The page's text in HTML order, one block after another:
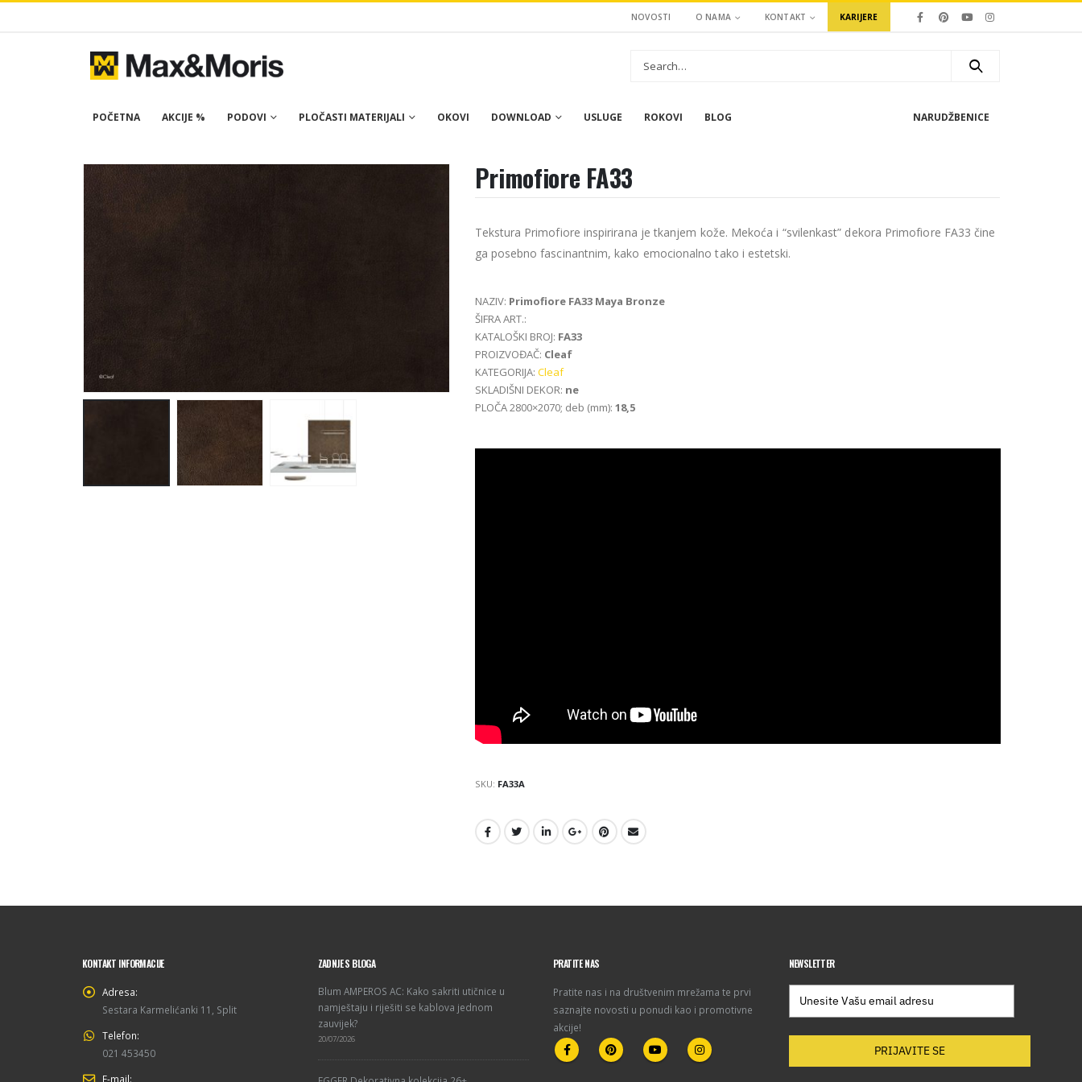
NOVOSTI O NAMA KONTAKT KARIJERE
POČETNA AKCIJE % PODOVI PLOČASTI MATERIJALI OKOVI DOWNLOAD USLUGE ROKOVI BLOG NARUDŽBENICE
Primofiore FA33
Tekstura Primofiore inspirirana je tkanjem kože. Mekoća i “svilenkast” dekora Primofiore FA33 čine
ga posebno fascinantnim, kako emocionalno tako i estetski.
NAZIV: Primofiore FA33 Maya Bronze
ŠIFRA ART.:
KATALOŠKI BROJ: FA33
PROIZVOĐAČ: Cleaf
KATEGORIJA: Cleaf
SKLADIŠNI DEKOR: ne
PLOČA 2800×2070; deb (mm): 18,5
SKU: FA33A
KONTAKT INFORMACIJE
Adresa:
Sestara Karmelićanki 11, Split
Telefon:
021 453450
E-mail:
ZADNJE S BLOGA
Blum AMPEROS AC: Kako sakriti utičnice u
namještaju i riješiti se kablova jednom
zauvijek?
20/07/2026
PRATITE NAS
Pratite nas i na društvenim mrežama te prvi
saznajte novosti u ponudi kao i promotivne
akcije!
NEWSLETTER
PRIJAVITE SE